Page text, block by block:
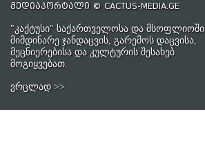
მედიაპორტალი © CACTUS-MEDIA.GE
"კაქტუსი" საქართველოსა და მსოფლიოში
მიმდინარე ჯანდაცვის, გარემოს დაცვისა,
მეცნიერებისა და კულტურის შესახებ
მოგიყვებათ.
ვრცლად >>